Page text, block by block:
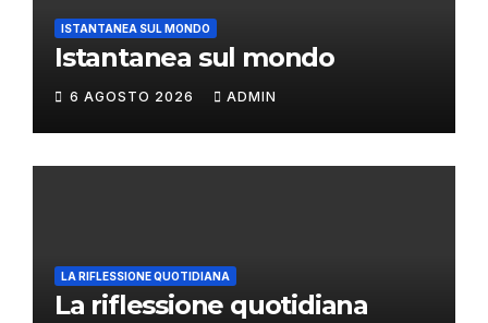
ISTANTANEA SUL MONDO
Istantanea sul mondo
6 AGOSTO 2026 ADMIN
LA RIFLESSIONE QUOTIDIANA
La riflessione quotidiana